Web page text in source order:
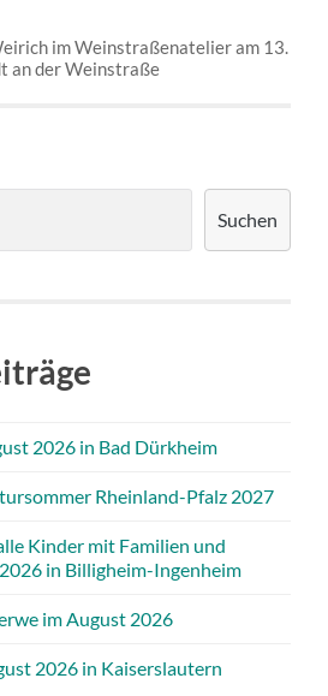
im Weinstraßenatelier am 13.
an der Weinstraße
Suchen
2026 in Bad Dürkheim
Rheinland-Pfalz 2027
Kinder mit Familien und
in Billigheim-Ingenheim
im August 2026
2026 in Kaiserslautern